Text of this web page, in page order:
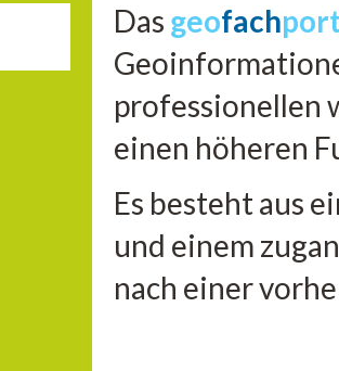
Das geofach
professionellen
einen höheren
Es besteht aus
und einem
nach einer